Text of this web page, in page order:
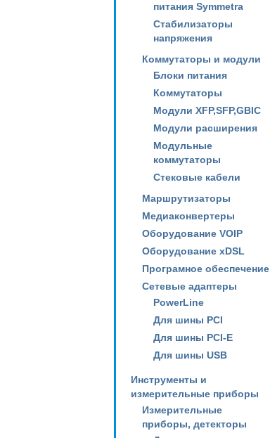
питания Symmetra
Стабилизаторы
напряжения
Коммутаторы и модули
Блоки питания
Коммутаторы
Модули XFP,SFP,GBIC
Модули расширения
Модульные
коммутаторы
Стековые кабели
Маршрутизаторы
Медиаконвертеры
Оборудование VOIP
Оборудование xDSL
Програмное обеспечение
Сетевые адаптеры
PowerLine
Для шины PCI
Для шины PCI-E
Для шины USB
Инструменты и
измерительные приборы
Измерительные
приборы, детекторы